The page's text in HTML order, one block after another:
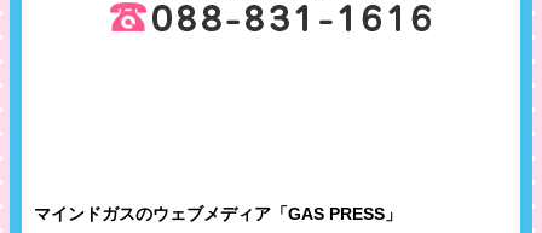
マインドガスのウェブメディア「GAS PRESS」